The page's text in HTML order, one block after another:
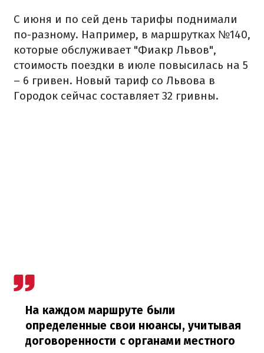
С июня и по сей день тарифы поднимали
по-разному. Например, в маршрутках №140,
которые обслуживает "Фиакр Львов",
стоимость поездки в июле повысилась на 5
– 6 гривен. Новый тариф со Львова в
Городок сейчас составляет 32 гривны.
На каждом маршруте были
определенные свои нюансы, учитывая
договоренности с органами местного